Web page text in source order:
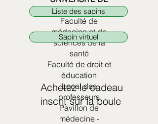
SHERBROOKE
Faculté de
médecine et de
sciences de la
santé
Faculté de droit et
éducation
Local des
professeurs
Pavillon de
médecine -
Liste des sapins
Sapin virtuel
Achetez le cadeau
inscrit sur la boule